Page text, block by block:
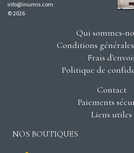
info@inumis.com
© 2026
Qui sommes-
Conditions
Frais
Politique de
Contact
Paiements
Liens utiles
NOS BOUTIQUES